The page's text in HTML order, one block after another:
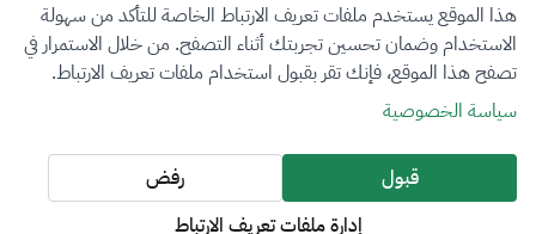
سياسة الخصوصيةشروط الاستخدامخريطة الموقع
جميع الحقوق محفوظة 2026 © ZATCA.GOV.SA
تم تطويره وصيانته بواسطة هيئة الزكاة والضريبة والجمارك
آخر تحديث للموقع في
هذا الموقع يستخدم ملفات تعريف الارتباط الخاصة للتأكد من سهولة
الاستخدام وضمان تحسين تجربتك أثناء التصفح. من خلال الاستمرار في
تصفح هذا الموقع، فإنك تقر بقبول استخدام ملفات تعريف الارتباط.
سياسة الخصوصية
قبول
رفض
إدارة ملفات تعريف الارتباط